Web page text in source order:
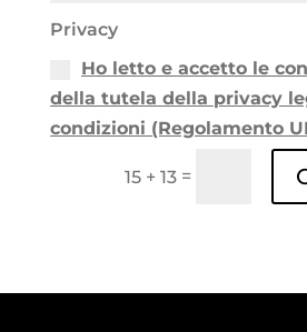
Privacy
Ho letto e accetto le
della tutela della privacy
condizioni (Regolamento
15 + 13 =